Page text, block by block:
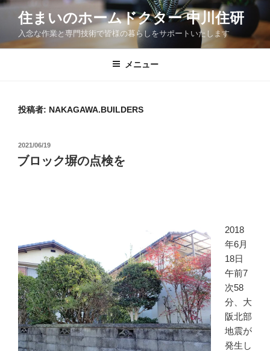
コ
ン
住まいのホームドクター 中川住研
入念な作業と専門技術で皆様の暮らしをサポートいたします
メニュー
投稿者: NAKAGAWA.BUILDERS
投
稿
日:
2021/06/19
ブロック塀の点検を
2018
年6月
18日
午前7
次58
分、大
阪北部
地震が
発生し